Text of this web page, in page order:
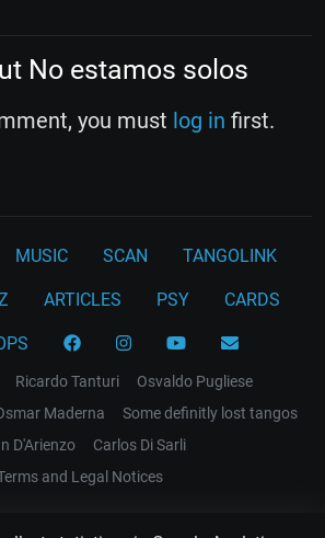
No estamos solos
you must log in first.
MUSIC SCAN TANGOLINK
ARTICLES PSY CARDS
Ricardo Tanturi
Osvaldo Pugliese
Maderna
Some definitly lost tangos
D'Arienzo
Carlos Di Sarli
and Legal Notices
EL RECODO TANGO